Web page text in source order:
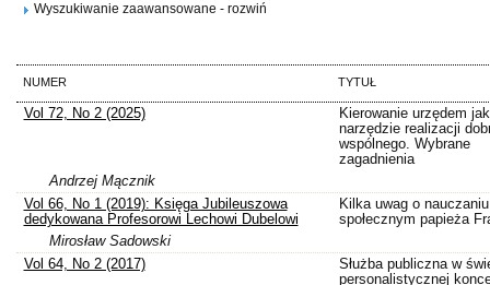
Wyszukiwanie zaawansowane - rozwiń
NUMER TYTUŁ
Vol 72, No 2 (2025)
Kierowanie urzędem
narzędzie realizacji
wspólnego. Wybrane
zagadnienia
Andrzej Mącznik
Vol 66, No 1 (2019): Księga Jubileuszowa
dedykowana Profesorowi Lechowi Dubelowi
Kilka uwag o nauczaniu
społecznym papieża
Mirosław Sadowski
Vol 64, No 2 (2017)
Służba publiczna w
personalistycznej